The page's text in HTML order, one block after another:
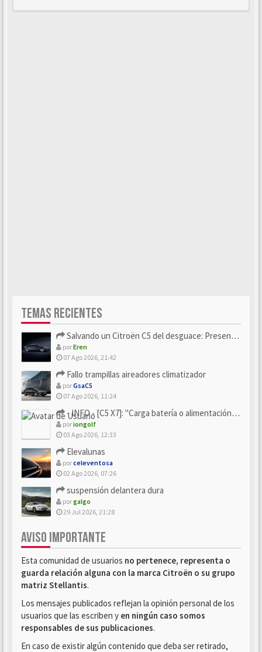
TEMAS RECIENTES
Salvando un Citroën C5 del desguace: Presentación y seguimiento
porEren
07 Ago 2026, 21:42
Fallo trampillas aireadores climatizador
porGsaC5
07 Ago 2026, 11:24
- INFO - [C5 X7]: "Carga batería o alimentación eléctri...
poriongolf
03 Ago 2026, 12:33
Elevalunas
porceleventosa
02 Ago 2026, 07:26
suspensión delantera dura
porgalgo
29 Jul 2026, 21:28
AVISO IMPORTANTE
Esta comunidad de usuarios no pertenece, representa o
guarda relación alguna con la marca Citroën o su grupo
matriz Stellantis.
Los mensajes publicados reflejan la opinión personal de los
usuarios que las escriben y en ningún caso somos
responsables de sus publicaciones.
En caso de existir algún contenido que deba ser retirado,